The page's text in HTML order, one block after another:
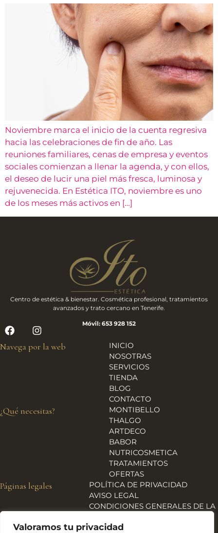
Valoramos tu privacidad
Noviembre marca el inicio de la cuenta regresiva
hacia las celebraciones de fin de año. Las
reuniones familiares, cenas de empresa y eventos
sociales comienzan a llenar la agenda, y con ellos,
el deseo de lucir una piel más fresca, luminosa y
rejuvenecida. En Estética ITO, noviembre es uno
de los meses más activos en […]
Centro de estética & bienestar. Cosmética profesional, tratamientos
avanzados y trato cercano en Tenerife.
Móvil: 653 928 152
Navega por la web
INICIO
NOSOTRAS
SERVICIOS
TIENDA
BLOG
CONTACTO
¿Qué necesitas?
MONTIBELLO
THALGO
ARTDECO
BABOR
NUTRICOSMETICA
TRATAMIENTOS
OFERTAS
Páginas legales
POLÍTICA DE PRIVACIDAD
AVISO LEGAL
CONDICIONES GENERALES DE LA
ENVÍOS, DEVOLUCIONES Y